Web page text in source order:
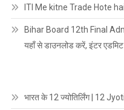
ITI Me kitne Trade Hote
Bihar Board 12th Final
यहाँ से डाउनलोड करें, इंटर एडमिट
भारत के 12 ज्योतिर्लिंग | 12